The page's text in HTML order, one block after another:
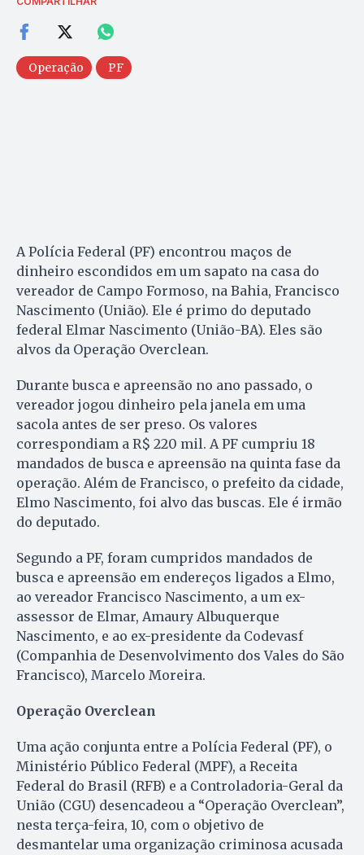
Operação PF
A Polícia Federal (PF) encontrou maços de
dinheiro escondidos em um sapato na casa do
vereador de Campo Formoso, na Bahia, Francisco
Nascimento (União). Ele é primo do deputado
federal Elmar Nascimento (União-BA). Eles são
alvos da Operação Overclean.
Durante busca e apreensão no ano passado, o
vereador jogou dinheiro pela janela em uma
sacola antes de ser preso. Os valores
correspondiam a R$ 220 mil. A PF cumpriu 18
mandados de busca e apreensão na quinta fase da
operação. Além de Francisco, o prefeito da cidade,
Elmo Nascimento, foi alvo das buscas. Ele é irmão
do deputado.
Segundo a PF, foram cumpridos mandados de
busca e apreensão em endereços ligados a Elmo,
ao vereador Francisco Nascimento, a um ex-
assessor de Elmar, Amaury Albuquerque
Nascimento, e ao ex-presidente da Codevasf
(Companhia de Desenvolvimento dos Vales do São
Francisco), Marcelo Moreira.
Operação Overclean
Uma ação conjunta entre a Polícia Federal (PF), o
Ministério Público Federal (MPF), a Receita
Federal do Brasil (RFB) e a Controladoria-Geral da
União (CGU) desencadeou a “Operação Overclean”,
nesta terça-feira, 10, com o objetivo de
desmantelar uma organização criminosa acusada